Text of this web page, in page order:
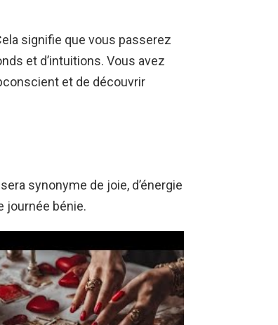
signifie que vous passerez
et d’intuitions. Vous avez
et de découvrir
synonyme de joie, d’énergie
journée bénie.